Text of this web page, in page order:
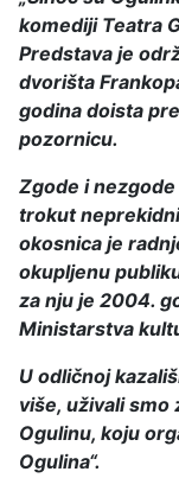
komediji Teatra
Predstava je
dvorišta
godina doista
pozornicu.
Zgode i
trokut
okosnica je
okupljenu
za nju je 2004.
Ministarstva
U odličnoj
više, uživali smo
Ogulinu, koju
Ogulina“.